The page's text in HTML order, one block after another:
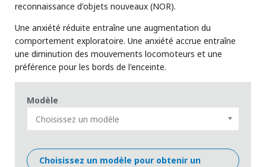
reconnaissance d'objets nouveaux (NOR).
Une anxiété réduite entraîne une augmentation du
comportement exploratoire. Une anxiété accrue entraîne
une diminution des mouvements locomoteurs et une
préférence pour les bords de l'enceinte.
Modèle
Choisissez un modèle
Choisissez un modèle pour obtenir un